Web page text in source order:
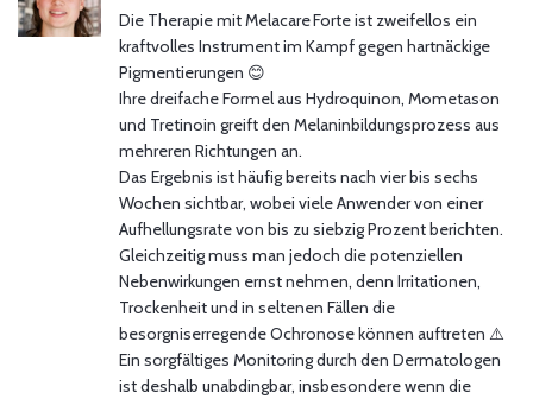
Die Therapie mit Melacare Forte ist zweifellos ein
kraftvolles Instrument im Kampf gegen hartnäckige
Pigmentierungen 😊
Ihre dreifache Formel aus Hydroquinon, Mometason
und Tretinoin greift den Melaninbildungsprozess aus
mehreren Richtungen an.
Das Ergebnis ist häufig bereits nach vier bis sechs
Wochen sichtbar, wobei viele Anwender von einer
Aufhellungsrate von bis zu siebzig Prozent berichten.
Gleichzeitig muss man jedoch die potenziellen
Nebenwirkungen ernst nehmen, denn Irritationen,
Trockenheit und in seltenen Fällen die
besorgniserregende Ochronose können auftreten ⚠️
Ein sorgfältiges Monitoring durch den Dermatologen
ist deshalb unabdingbar, insbesondere wenn die